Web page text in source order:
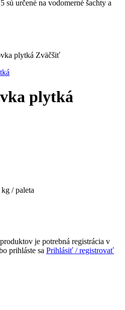
sú určené na vodomerné šachty a
Zväčšiť
plytká
/ paleta
je potrebná registrácia v
prihláste sa Prihlásiť / registrovať